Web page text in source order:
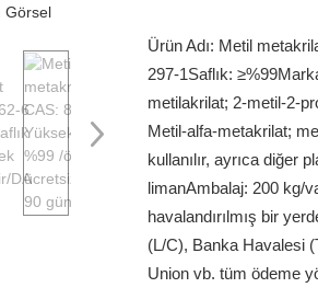
Ürün Adı: Metil
297-1Saflık: ≥%99
metilakrilat; 2-metil-2-
Metil-alfa-metakrilat;
kullanılır, ayrıca diğer
limanAmbalaj: 200 kg/
havalandırılmış bir
(L/C), Banka Havalesi
Union vb. tüm ödeme